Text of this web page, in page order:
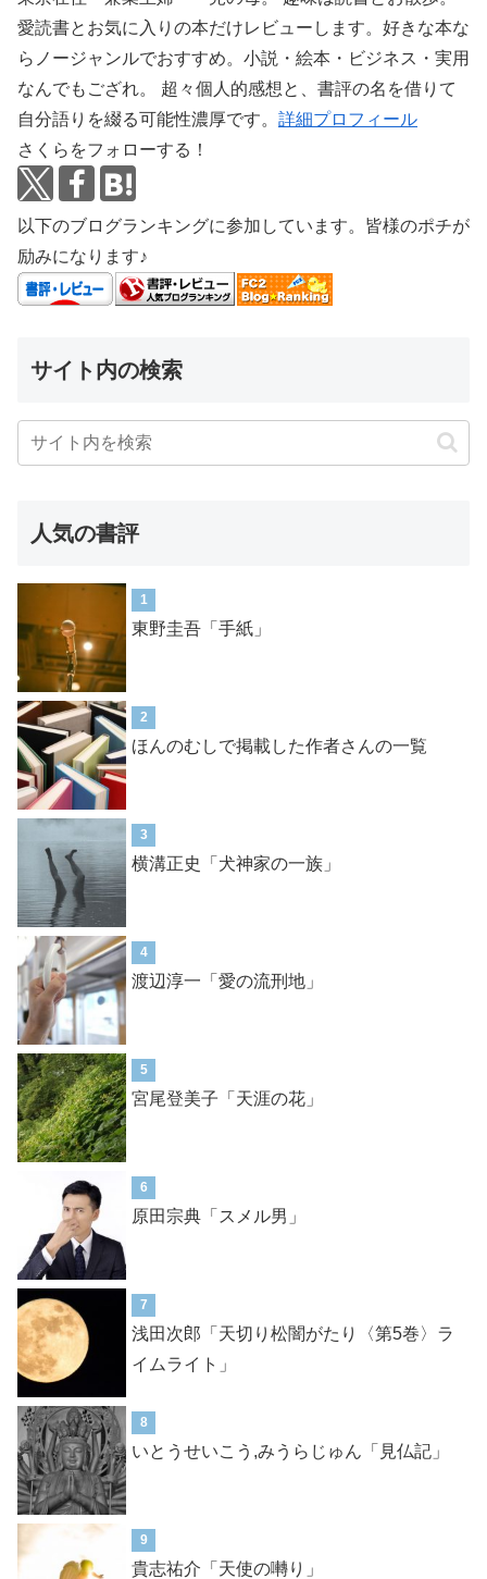
愛読書とお気に入りの本だけレビューします。好きな本な
らノージャンルでおすすめ。小説・絵本・ビジネス・実用
なんでもござれ。 超々個人的感想と、書評の名を借りて
自分語りを綴る可能性濃厚です。 詳細プロフィール
さくらをフォローする！
以下のブログランキングに参加しています。皆様のポチが
励みになります♪
サイト内の検索
人気の書評
1
東野圭吾「手紙」
2
ほんのむしで掲載した作者さんの一覧
3
横溝正史「犬神家の一族」
4
渡辺淳一「愛の流刑地」
5
宮尾登美子「天涯の花」
6
原田宗典「スメル男」
7
浅田次郎「天切り松闇がたり〈第5巻〉ラ
イムライト」
8
いとうせいこう,みうらじゅん「見仏記」
9
貴志祐介「天使の囀り」